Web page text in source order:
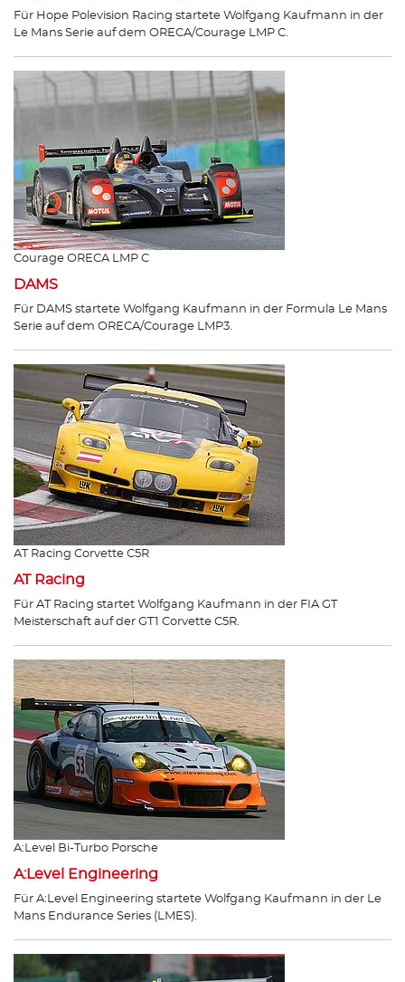
Für Hope Polevision Racing startete Wolfgang Kaufmann in der
Le Mans Serie auf dem ORECA/Courage LMP C.
Courage ORECA LMP C
DAMS
Für DAMS startete Wolfgang Kaufmann in der Formula Le Mans
Serie auf dem ORECA/Courage LMP3.
AT Racing Corvette C5R
AT Racing
Für AT Racing startet Wolfgang Kaufmann in der FIA GT
Meisterschaft auf der GT1 Corvette C5R.
A:Level Bi-Turbo Porsche
A:Level Engineering
Für A:Level Engineering startete Wolfgang Kaufmann in der Le
Mans Endurance Series (LMES).